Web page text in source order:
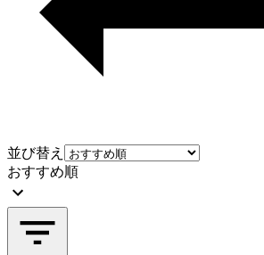
並び替え
おすすめ順